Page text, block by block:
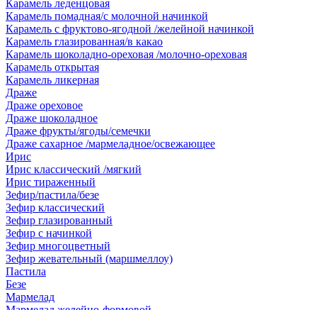
Карамель леденцовая
Карамель помадная/с молочной начинкой
Карамель с фруктово-ягодной /желейной начинкой
Карамель глазированная/в какао
Карамель шоколадно-ореховая /молочно-ореховая
Карамель открытая
Карамель ликерная
Драже
Драже ореховое
Драже шоколадное
Драже фрукты/ягоды/семечки
Драже сахарное /мармеладное/освежающее
Ирис
Ирис классический /мягкий
Ирис тираженный
Зефир/пастила/безе
Зефир классический
Зефир глазированный
Зефир с начинкой
Зефир многоцветный
Зефир жевательный (маршмеллоу)
Пастила
Безе
Мармелад